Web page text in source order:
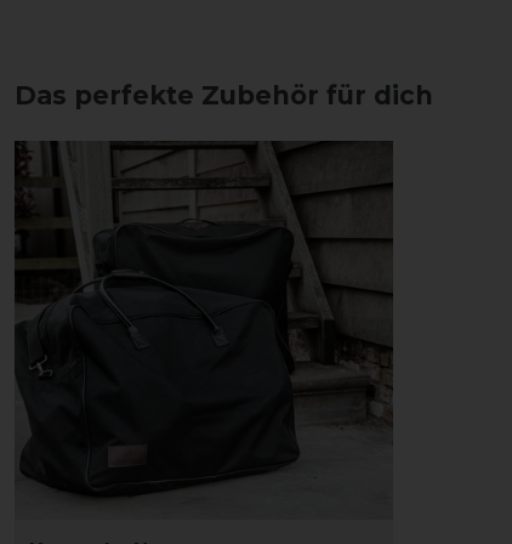
Das perfekte Zubehör für dich